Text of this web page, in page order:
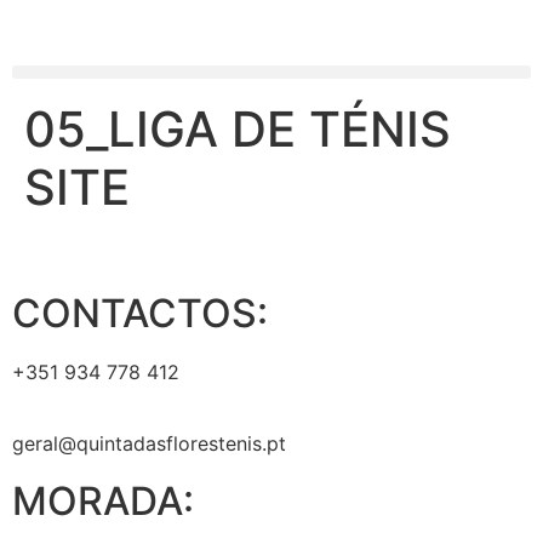
05_LIGA DE TÉNIS
SITE
CONTACTOS:
+351 934 778 412
geral@quintadasflorestenis.pt
MORADA: